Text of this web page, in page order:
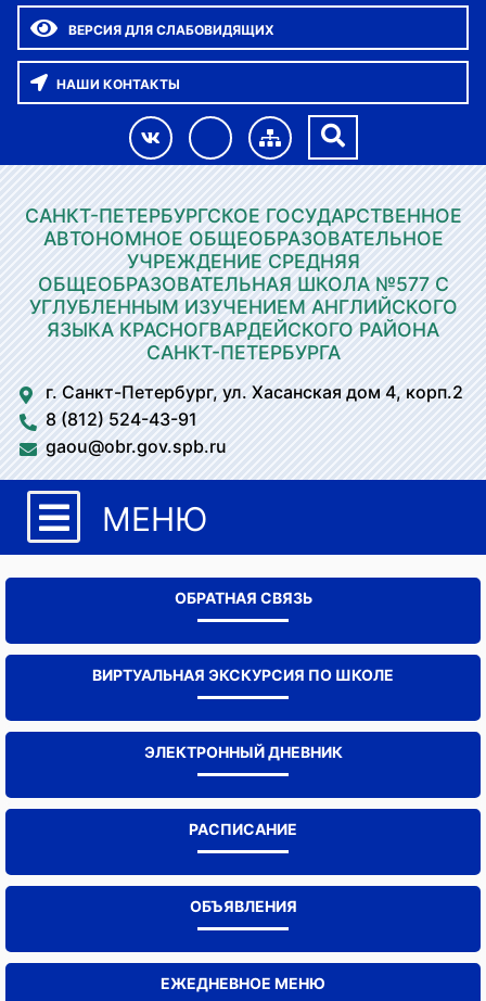
ВЕРСИЯ ДЛЯ СЛАБОВИДЯЩИХ
НАШИ КОНТАКТЫ
САНКТ-ПЕТЕРБУРГСКОЕ ГОСУДАРСТВЕННОЕ
АВТОНОМНОЕ ОБЩЕОБРАЗОВАТЕЛЬНОЕ
УЧРЕЖДЕНИЕ СРЕДНЯЯ
ОБЩЕОБРАЗОВАТЕЛЬНАЯ ШКОЛА №577 С
УГЛУБЛЕННЫМ ИЗУЧЕНИЕМ АНГЛИЙСКОГО
ЯЗЫКА КРАСНОГВАРДЕЙСКОГО РАЙОНА
САНКТ-ПЕТЕРБУРГА
г. Санкт-Петербург, ул. Хасанская дом 4, корп.2
8 (812) 524-43-91
gaou@obr.gov.spb.ru
МЕНЮ
ОБРАТНАЯ СВЯЗЬ
ВИРТУАЛЬНАЯ ЭКСКУРСИЯ ПО ШКОЛЕ
ЭЛЕКТРОННЫЙ ДНЕВНИК
РАСПИСАНИЕ
ОБЪЯВЛЕНИЯ
ЕЖЕДНЕВНОЕ МЕНЮ